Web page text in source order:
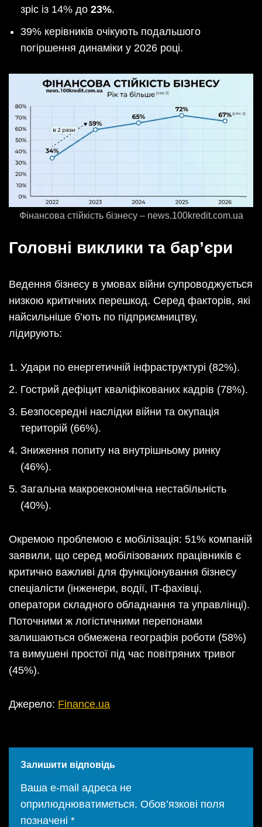
зріс із 14% до 23%.
39% керівників очікують подальшого
погіршення динаміки у 2026 році.
Фінансова стійкість бізнесу – news.100kredit.com.ua
Головні виклики та бар’єри
Ведення бізнесу в умовах війни супроводжується
низкою критичних перешкод. Серед факторів, які
найсильніше б’ють по підприємництву,
лідирують:
Удари по енергетичній інфраструктурі (82%).
Гострий дефіцит кваліфікованих кадрів (78%).
Безпосередні наслідки війни та окупація
територій (66%).
Зниження попиту на внутрішньому ринку
(46%).
Загальна макроекономічна нестабільність
(40%).
Окремою проблемою є мобілізація: 51% компаній
заявили, що серед мобілізованих працівників є
критично важливі для функціонування бізнесу
спеціалісти (інженери, водії, IT-фахівці,
оператори складного обладнання та управлінці).
Поточними ж логістичними перепонами
залишаються обмежена географія роботи (58%)
та вимушені простої під час повітряних тривог
(45%).
Джерело: Finance.ua
Залишити відповідь
Ваша e-mail адреса не
оприлюднюватиметься. Обов’язкові поля
позначені *